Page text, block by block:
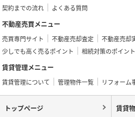
契約までの流れ
よくある質問
不動産売買メニュー
売買専門サイト 不動産売却査定 不動産売却
少しでも高く売るポイント
相続対策のポイント
賃貸管理メニュー
賃貸管理について 管理物件一覧 リフォーム
トップページ 賃貸